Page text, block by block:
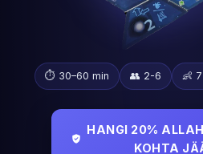
⏱️ 30–60 min 👥 2-6 👶
HANGI 20%
KOHTA